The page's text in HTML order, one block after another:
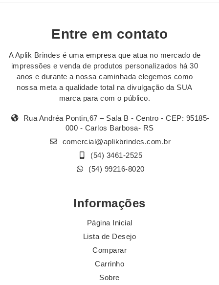
Entre em contato
A Aplik Brindes é uma empresa que atua no mercado de
impressões e venda de produtos personalizados há 30
anos e durante a nossa caminhada elegemos como
nossa meta a qualidade total na divulgação da SUA
marca para com o público.
Rua Andréa Pontin,67 – Sala B - Centro - CEP: 95185-
000 - Carlos Barbosa- RS
comercial@aplikbrindes.com.br
(54) 3461-2525
(54) 99216-8020
Informações
Página Inicial
Lista de Desejo
Comparar
Carrinho
Sobre